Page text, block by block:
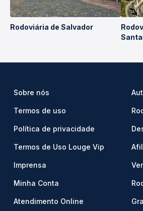
Rodoviária de Salvador
Sobre nós
Termos de uso
Política de privacidade
Termos de Uso Louge Vip
Imprensa
Minha Conta
Atendimento Online